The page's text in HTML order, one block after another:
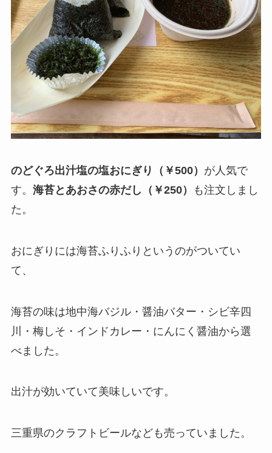
のどぐろ出汁塩の塩おにぎり（￥500） が人気で
す。 海苔とあおさの赤だし（￥250）
も注文しまし
た。
おにぎりには海苔ふりふりというのがついてい
て、
海苔の味は地中海バジル・醤油バター・シビ辛四
川・梅しそ・インドカレー・にんにく醤油から選
べました。
出汁が効いていて美味しいです。
三重県のクラフトビールなども売っていました。